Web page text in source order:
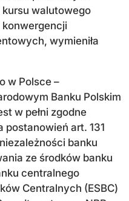
kursu walutowego
konwergencji
wymieniła
w Polsce –
Banku Polskim
w pełni zgodne
postanowień art. 131
banku
ze środków banku
centralnego
Centralnych (ESBC)